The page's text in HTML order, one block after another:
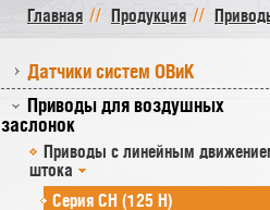
Главная Продукция
Датчики систем ОВиК
Приводы для воздушных
заслонок
Приводы с линейным
штока
Серия СH (125 Н)